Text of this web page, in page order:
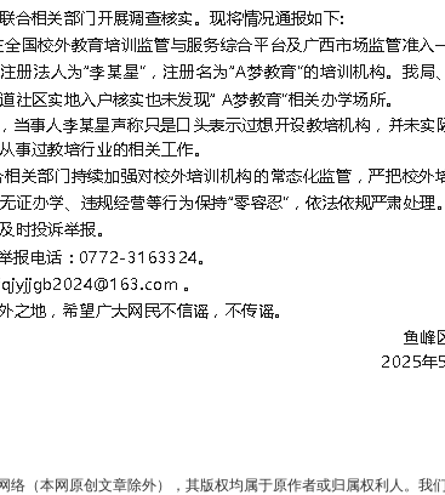
络（本网原创文章除外），其版权均属于原作者或归属权利人。